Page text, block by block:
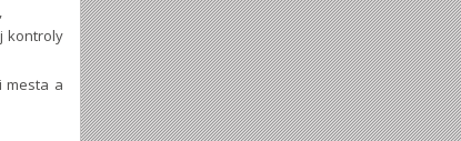
kontroly
mesta a